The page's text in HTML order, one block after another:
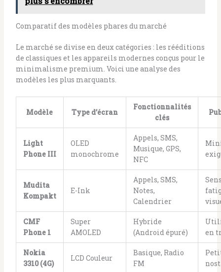
Comparatif des modèles phares du marché
Le marché se divise en deux catégories : les rééditions
de classiques et les appareils modernes conçus pour le
minimalisme premium. Voici une analyse des
modèles les plus marquants.
Modèle Type d’écran
Fonctionnalités
clés
Light
Phone III
OLED
monochrome
Appels, SMS,
Musique, GPS,
NFC
Mudita
Kompakt
E-Ink
Appels, SMS,
Notes,
Calendrier
CMF
Phone 1
Super
AMOLED
Hybride
(Android épuré)
en
Nokia
3310 (4G)
LCD Couleur
Basique, Radio
FM